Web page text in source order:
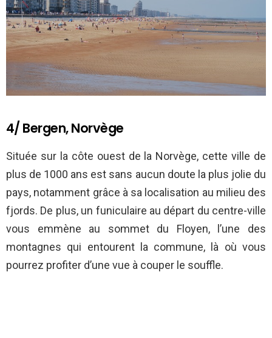
4/ Bergen, Norvège
Située sur la côte ouest de la Norvège, cette ville de
plus de 1000 ans est sans aucun doute la plus jolie du
pays, notamment grâce à sa localisation au milieu des
fjords. De plus, un funiculaire au départ du centre-ville
vous emmène au sommet du Floyen, l’une des
montagnes qui entourent la commune, là où vous
pourrez profiter d’une vue à couper le souffle.